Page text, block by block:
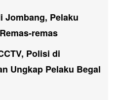
Jombang, Pelaku
remas
Polisi di
Ungkap Pelaku Begal